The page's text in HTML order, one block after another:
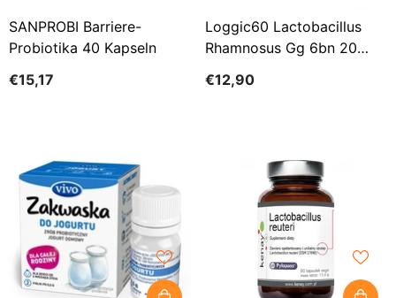
SANPROBI Barriere-
Probiotika 40 Kapseln
€15,17
Loggic60 Lactobacillus
Rhamnosus Gg 6bn 20
€12,90